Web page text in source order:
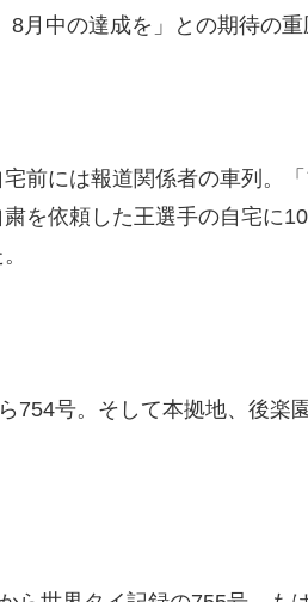
月中の達成を」との期待の重
前には報道関係者の車列。
を依頼した王選手の自宅に
754号。そして本拠地、後楽